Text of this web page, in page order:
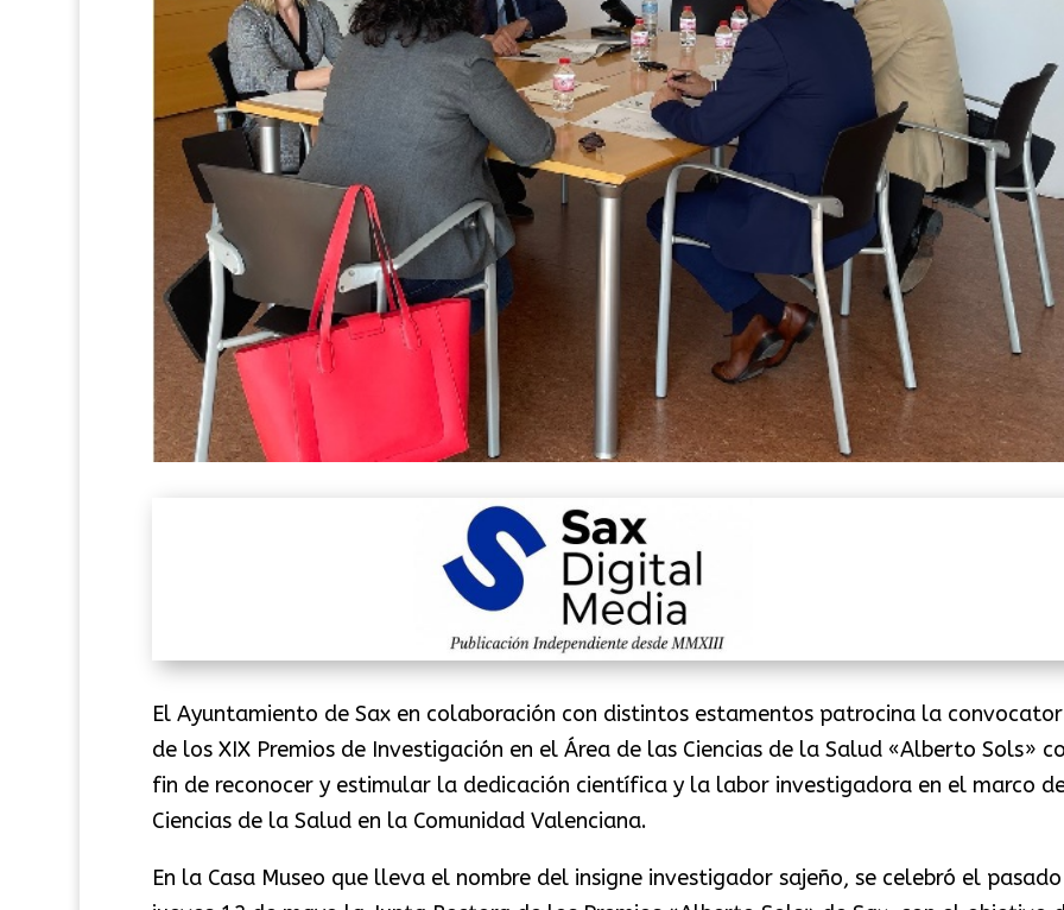
El Ayuntamiento de Sax en colaboración con distintos estamentos patrocina la
de los XIX Premios de Investigación en el Área de las Ciencias de la Salud «Alberto Sols»
fin de reconocer y estimular la dedicación científica y la labor investigadora en el marco
Ciencias de la Salud en la Comunidad Valenciana.
En la Casa Museo que lleva el nombre del insigne investigador sajeño, se celebró el pasado